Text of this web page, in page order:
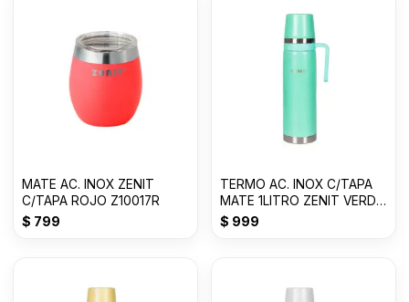
MATE AC. INOX ZENIT
C/TAPA ROJO Z10017R
$ 799
TERMO AC. INOX C/TAPA
MATE 1LITRO ZENIT VERDE
CLARO ZF3VC
$ 999